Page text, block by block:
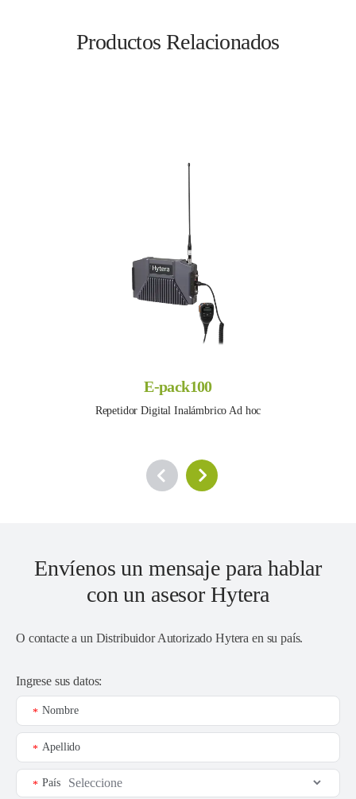
Productos Relacionados
E-pack100
Repetidor Digital Inalámbrico Ad hoc
Envíenos un mensaje para hablar
con un asesor Hytera
O contacte a un Distribuidor Autorizado Hytera en su país.
Ingrese sus datos:
Nombre
*
Apellido
*
País
*